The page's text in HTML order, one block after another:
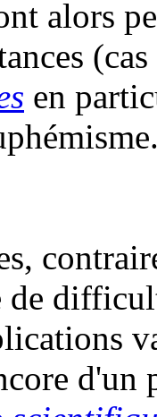
alors
en
de
d'un